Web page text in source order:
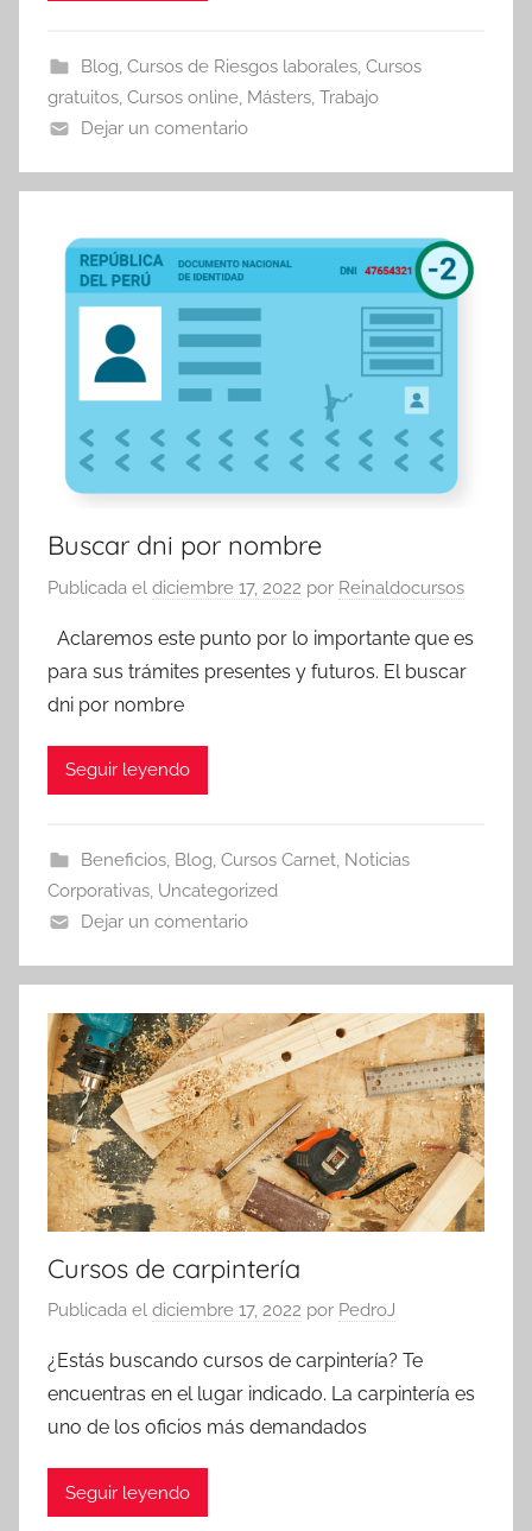
Blog Cursos de Riesgos laborales, Cursos
gratuitos Cursos online Másters Trabajo
Dejar un comentario
Buscar dni por nombre
Publicada el diciembre 17, 2022 por Reinaldocursos
Aclaremos este punto por lo importante que es
para sus trámites presentes y futuros. El buscar
dni por nombre
Seguir leyendo
Beneficios, Blog Cursos Carnet, Noticias
Corporativas Uncategorized
Dejar un comentario
Cursos de carpintería
Publicada el diciembre 17, 2022 por PedroJ
¿Estás buscando cursos de carpintería? Te
encuentras en el lugar indicado. La carpintería es
uno de los oficios más demandados
Seguir leyendo